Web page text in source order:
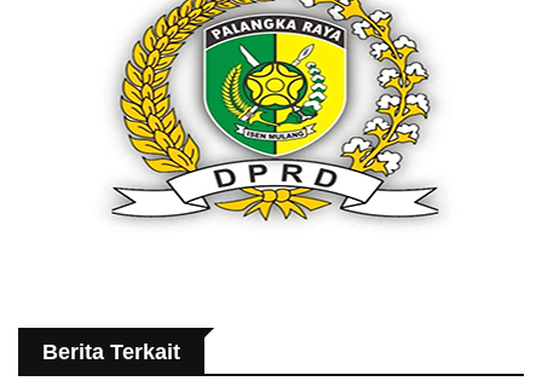
Berita Terkait